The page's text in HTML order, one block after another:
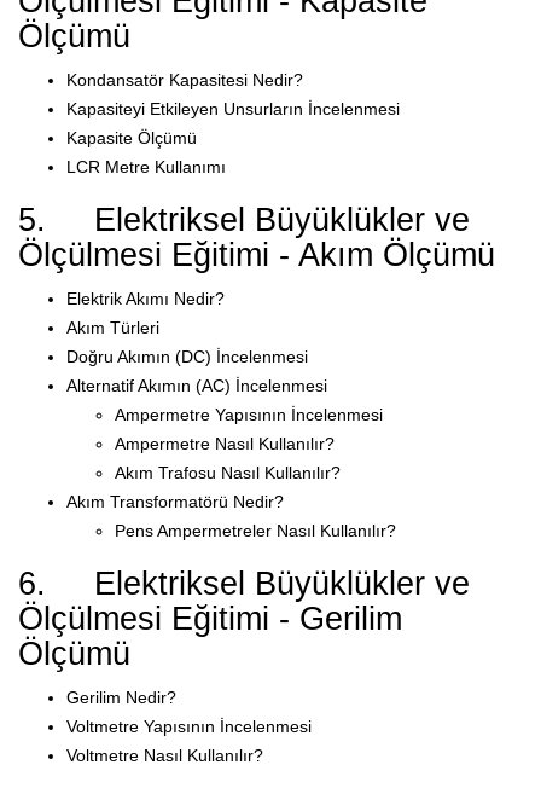
Ölçümü
Kondansatör Kapasitesi Nedir?
Kapasiteyi Etkileyen Unsurların İncelenmesi
Kapasite Ölçümü
LCR Metre Kullanımı
5. Elektriksel Büyüklükler ve
Ölçülmesi Eğitimi - Akım Ölçümü
Elektrik Akımı Nedir?
Akım Türleri
Doğru Akımın (DC) İncelenmesi
Alternatif Akımın (AC) İncelenmesi
Ampermetre Yapısının İncelenmesi
Ampermetre Nasıl Kullanılır?
Akım Trafosu Nasıl Kullanılır?
Akım Transformatörü Nedir?
Pens Ampermetreler Nasıl Kullanılır?
6. Elektriksel Büyüklükler ve
Ölçülmesi Eğitimi - Gerilim
Ölçümü
Gerilim Nedir?
Voltmetre Yapısının İncelenmesi
Voltmetre Nasıl Kullanılır?